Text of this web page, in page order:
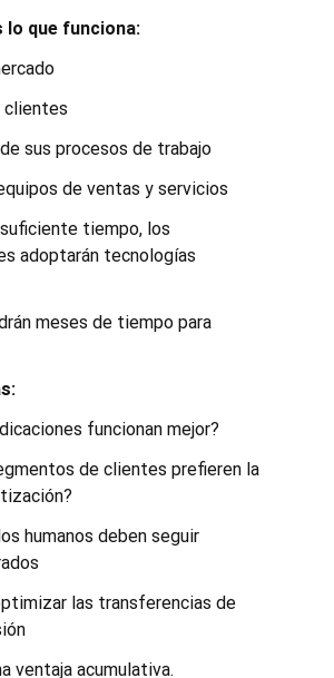
lo que funciona:
clientes
sus procesos de trabajo
de ventas y servicios
tiempo, los
adoptarán tecnologías
meses de tiempo para
funcionan mejor?
de clientes prefieren la
humanos deben seguir
las transferencias de
ventaja acumulativa.